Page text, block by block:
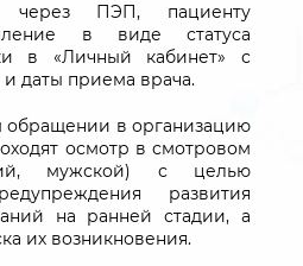
ПЭП, пациенту
в виде статуса
в «Личный кабинет» с
даты приема врача.
обращении в организацию
осмотр в смотровом
мужской) с целью
развития
на ранней стадии, а
их возникновения.